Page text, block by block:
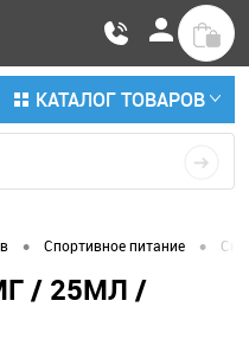
КАТАЛОГ ТОВАРОВ
• Спортивное питание •
/ 25МЛ /